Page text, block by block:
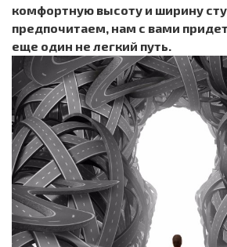
комфортную высоту и ширину
предпочитаем, нам с вами
еще один не легкий путь.